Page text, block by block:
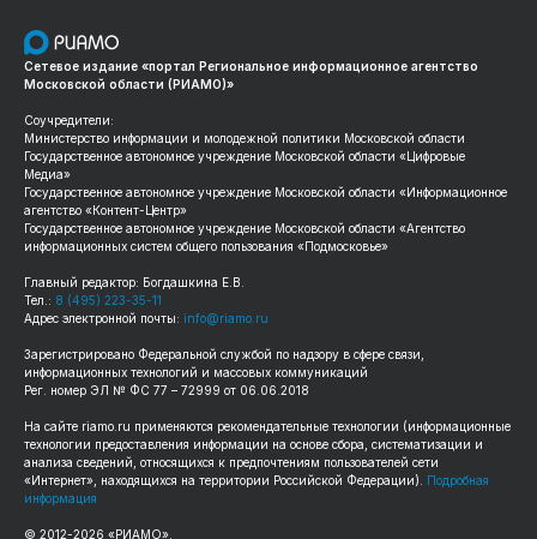
Сетевое издание «портал Региональное информационное агентство
Московской области (РИАМО)»
Соучредители:
Министерство информации и молодежной политики Московской области
Государственное автономное учреждение Московской области «Цифровые
Медиа»
Государственное автономное учреждение Московской области «Информационное
агентство «Контент-Центр»
Государственное автономное учреждение Московской области «Агентство
информационных систем общего пользования «Подмосковье»
Главный редактор: Богдашкина Е.В.
Тел.: 8 (495) 223-35-11
Адрес электронной почты: info@riamo.ru
Зарегистрировано Федеральной службой по надзору в сфере связи,
информационных технологий и массовых коммуникаций
Рег. номер ЭЛ № ФС 77 – 72999 от 06.06.2018
На сайте riamo.ru применяются рекомендательные технологии (информационные
технологии предоставления информации на основе сбора, систематизации и
анализа сведений, относящихся к предпочтениям пользователей сети
«Интернет», находящихся на территории Российской Федерации). Подробная
информация
© 2012-2026 «РИАМО».